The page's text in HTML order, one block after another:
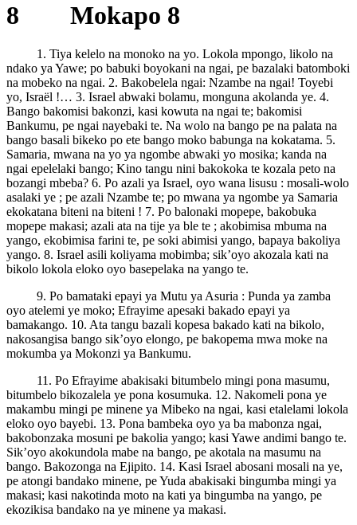
8 Mokapo 8
1. Tiya kelelo na monoko na yo. Lokola mpongo, likolo na
ndako ya Yawe; po babuki boyokani na ngai, pe bazalaki batomboki
na mobeko na ngai. 2. Bakobelela ngai: Nzambe na ngai! Toyebi
yo, Israël !… 3. Israel abwaki bolamu, monguna akolanda ye. 4.
Bango bakomisi bakonzi, kasi kowuta na ngai te; bakomisi
Bankumu, pe ngai nayebaki te. Na wolo na bango pe na palata na
bango basali bikeko po ete bango moko babunga na kokatama. 5.
Samaria, mwana na yo ya ngombe abwaki yo mosika; kanda na
ngai epelelaki bango; Kino tangu nini bakokoka te kozala peto na
bozangi mbeba? 6. Po azali ya Israel, oyo wana lisusu : mosali-wolo
asalaki ye ; pe azali Nzambe te; po mwana ya ngombe ya Samaria
ekokatana biteni na biteni ! 7. Po balonaki mopepe, bakobuka
mopepe makasi; azali ata na tije ya ble te ; akobimisa mbuma na
yango, ekobimisa farini te, pe soki abimisi yango, bapaya bakoliya
yango. 8. Israel asili koliyama mobimba; sik’oyo akozala kati na
bikolo lokola eloko oyo basepelaka na yango te.
9. Po bamataki epayi ya Mutu ya Asuria : Punda ya zamba
oyo atelemi ye moko; Efrayime apesaki bakado epayi ya
bamakango. 10. Ata tangu bazali kopesa bakado kati na bikolo,
nakosangisa bango sik’oyo elongo, pe bakopema mwa moke na
mokumba ya Mokonzi ya Bankumu.
11. Po Efrayime abakisaki bitumbelo mingi pona masumu,
bitumbelo bikozalela ye pona kosumuka. 12. Nakomeli pona ye
makambu mingi pe minene ya Mibeko na ngai, kasi etalelami lokola
eloko oyo bayebi. 13. Pona bambeka oyo ya ba mabonza ngai,
bakobonzaka mosuni pe bakolia yango; kasi Yawe andimi bango te.
Sik’oyo akokundola mabe na bango, pe akotala na masumu na
bango. Bakozonga na Ejipito. 14. Kasi Israel abosani mosali na ye,
pe atongi bandako minene, pe Yuda abakisaki bingumba mingi ya
makasi; kasi nakotinda moto na kati ya bingumba na yango, pe
ekozikisa bandako na ye minene ya makasi.